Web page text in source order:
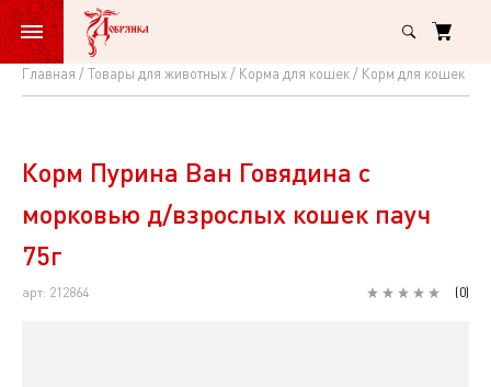
Главная Товары для животных Корма для кошек Корм для кошек
Корм
Ван
Говядина
морковью
д/
Корм Пурина Ван Говядина с
морковью д/взрослых кошек пауч
75г
арт: 212864 (0)